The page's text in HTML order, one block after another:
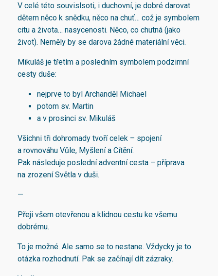
V celé této souvislsoti, i duchovní, je dobré darovat
dětem něco k snědku, něco na chuť… což je symbolem
citu a života… nasycenosti. Něco, co chutná (jako
život). Neměly by se darova žádné materiální věci.
Mikuláš je třetím a posledním symbolem podzimní
cesty duše:
nejprve to byl Archanděl Michael
potom sv. Martin
a v prosinci sv. Mikuláš
Všichni tři dohromady tvoří celek – spojení
a rovnováhu Vůle, Myšlení a Cítění.
Pak následuje poslední adventní cesta – příprava
na zrození Světla v duši.
—
Přeji všem otevřenou a klidnou cestu ke všemu
dobrému.
To je možné. Ale samo se to nestane. Vždycky je to
otázka rozhodnutí. Pak se začínají dít zázraky.